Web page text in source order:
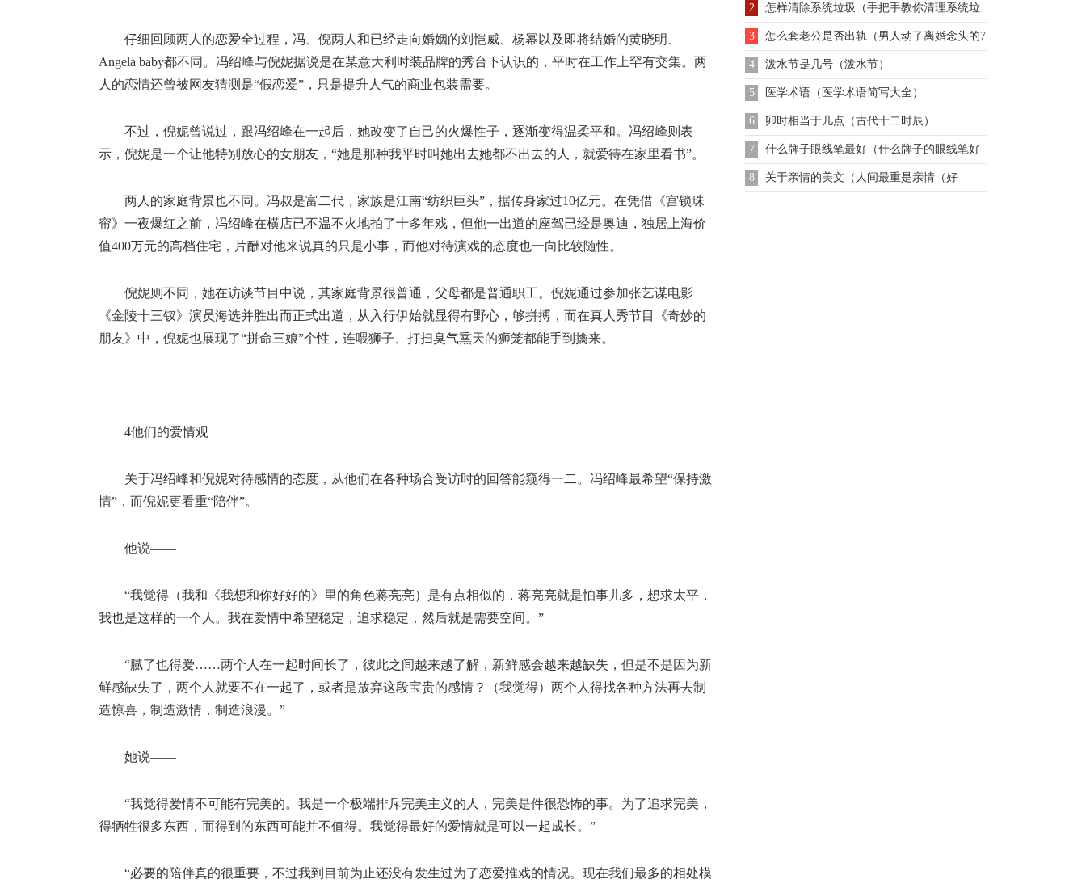
仔细回顾两人的恋爱全过程，冯、倪两人和已经走向婚姻的刘恺威、杨幂以及即将结婚的黄晓明、
Angela baby都不同。冯绍峰与倪妮据说是在某意大利时装品牌的秀台下认识的，平时在工作上罕有交集。两
人的恋情还曾被网友猜测是“假恋爱”，只是提升人气的商业包装需要。
不过，倪妮曾说过，跟冯绍峰在一起后，她改变了自己的火爆性子，逐渐变得温柔平和。冯绍峰则表
示，倪妮是一个让他特别放心的女朋友，“她是那种我平时叫她出去她都不出去的人，就爱待在家里看书”。
两人的家庭背景也不同。冯叔是富二代，家族是江南“纺织巨头”，据传身家过10亿元。在凭借《宫锁珠
帘》一夜爆红之前，冯绍峰在横店已不温不火地拍了十多年戏，但他一出道的座驾已经是奥迪，独居上海价
值400万元的高档住宅，片酬对他来说真的只是小事，而他对待演戏的态度也一向比较随性。
倪妮则不同，她在访谈节目中说，其家庭背景很普通，父母都是普通职工。倪妮通过参加张艺谋电影
《金陵十三钗》演员海选并胜出而正式出道，从入行伊始就显得有野心，够拼搏，而在真人秀节目《奇妙的
朋友》中，倪妮也展现了“拼命三娘”个性，连喂狮子、打扫臭气熏天的狮笼都能手到擒来。
4他们的爱情观
关于冯绍峰和倪妮对待感情的态度，从他们在各种场合受访时的回答能窥得一二。冯绍峰最希望“保持激
情”，而倪妮更看重“陪伴”。
他说——
“我觉得（我和《我想和你好好的》里的角色蒋亮亮）是有点相似的，蒋亮亮就是怕事儿多，想求太平，
我也是这样的一个人。我在爱情中希望稳定，追求稳定，然后就是需要空间。”
“腻了也得爱……两个人在一起时间长了，彼此之间越来越了解，新鲜感会越来越缺失，但是不是因为新
鲜感缺失了，两个人就要不在一起了，或者是放弃这段宝贵的感情？（我觉得）两个人得找各种方法再去制
造惊喜，制造激情，制造浪漫。”
她说——
“我觉得爱情不可能有完美的。我是一个极端排斥完美主义的人，完美是件很恐怖的事。为了追求完美，
得牺牲很多东西，而得到的东西可能并不值得。我觉得最好的爱情就是可以一起成长。”
“必要的陪伴真的很重要，不过我到目前为止还没有发生过为了恋爱推戏的情况。现在我们最多的相处模
2 怎样清除系统垃圾（手把手教你清理系统垃
圾文件）
3 怎么套老公是否出轨（男人动了离婚念头的7
种前兆）
4 泼水节是几号（泼水节）
5 医学术语（医学术语简写大全）
6 卯时相当于几点（古代十二时辰）
7 什么牌子眼线笔最好（什么牌子的眼线笔好
用告诉你）
8 关于亲情的美文（人间最重是亲情（好